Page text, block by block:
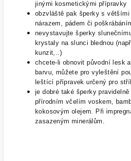
jinými kosmetickými přípravky
obzvláště pak šperky s většími
nárazem, pádem či
nevystavujte šperky
krystaly na slunci blednou
kunzit,..)
chcete-li obnovit původní lesk
barvu, můžete pro vyleštění
leštící přípravek určený pro
je dobré také šperky
přírodním včelím voskem,
kokosovým olejem. Při
zasazeným minerálům.